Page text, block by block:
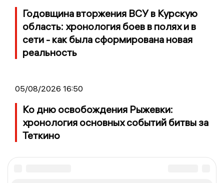
Годовщина вторжения ВСУ в Курскую
область: хронология боев в полях и в
сети - как была сформирована новая
реальность
05/08/2026 16:50
Ко дню освобождения Рыжевки:
хронология основных событий битвы за
Теткино